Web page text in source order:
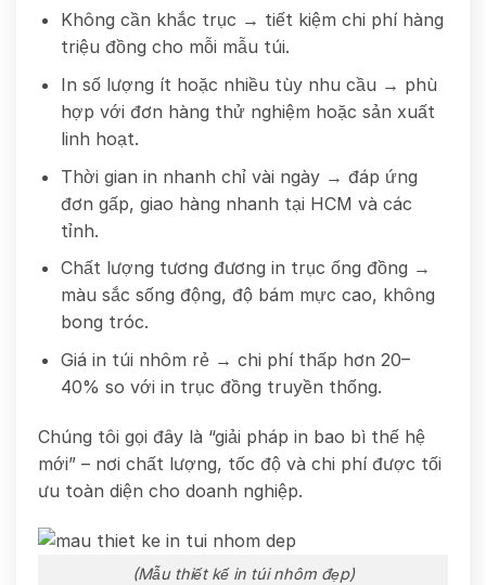
Không cần khắc trục → tiết kiệm chi phí hàng
triệu đồng cho mỗi mẫu túi.
In số lượng ít hoặc nhiều tùy nhu cầu → phù
hợp với đơn hàng thử nghiệm hoặc sản xuất
linh hoạt.
Thời gian in nhanh chỉ vài ngày → đáp ứng
đơn gấp, giao hàng nhanh tại HCM và các
tỉnh.
Chất lượng tương đương in trục ống đồng →
màu sắc sống động, độ bám mực cao, không
bong tróc.
Giá in túi nhôm rẻ → chi phí thấp hơn 20–
40% so với in trục đồng truyền thống.
Chúng tôi gọi đây là “giải pháp in bao bì thế hệ
mới” – nơi chất lượng, tốc độ và chi phí được tối
ưu toàn diện cho doanh nghiệp.
(Mẫu thiết kế in túi nhôm đẹp)